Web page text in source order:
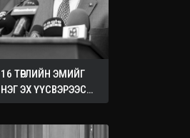
16 ТӨРЛИЙН ЭМИЙГ
НЭГ ЭХ ҮҮСВЭРЭЭС
ХУДАЛДАН АВАХ